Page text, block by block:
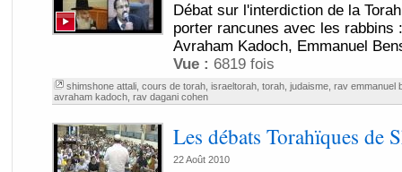
Débat sur l'interdiction de la
porter rancunes avec les rabbins
Avraham Kadoch, Emmanuel
Vue : 6819 fois
shimshone attali, cours de torah, israeltorah, torah, judaisme, rav emmanuel
avraham kadoch, rav dagani cohen
Les débats Torahïques de
22 Août 2010